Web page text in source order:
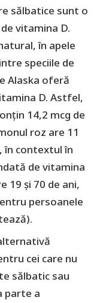
sălbatice sunt o
vitamina D.
în apele
speciile de
Alaska oferă
D. Astfel,
14,2 mcg de
roz are 11
în contextul în
de vitamina
19 și 70 de ani,
persoanele
cei care nu
sălbatic sau
parte a